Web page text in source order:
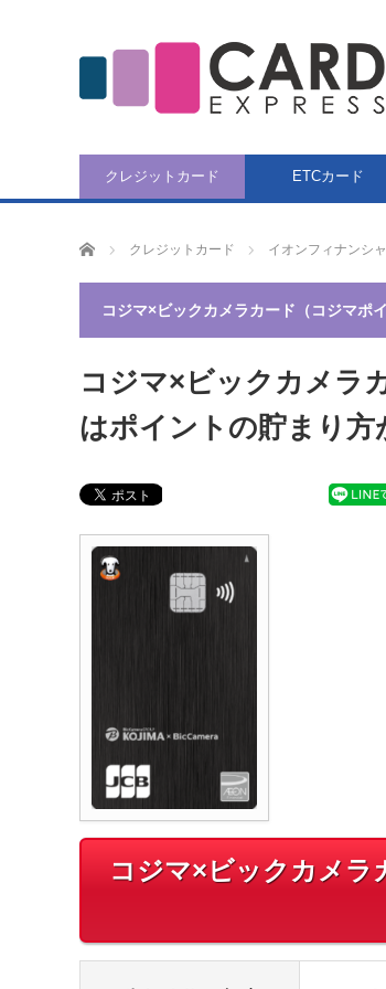
クレジットカード ETCカード
CARD EXPRESSクレジットカード イオンフィナンシ
コジマ×ビックカメラカード（コジマポ
コジマ×ビックカメラ
はポイントの貯まり方
コジマ×ビックカメラ